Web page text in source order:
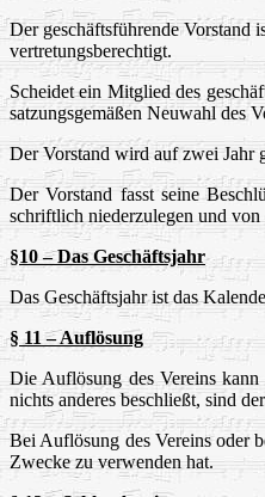
Der geschäftsführende Vorstand
vertretungsberechtigt.
Scheidet ein Mitglied des
satzungsgemäßen Neuwahl des
Der Vorstand wird auf zwei Jahr
Der Vorstand fasst seine
schriftlich niederzulegen und
§10 – Das Geschäftsjahr
Das Geschäftsjahr ist das
§ 11 – Auflösung
Die Auflösung des Vereins
nichts anderes beschließt, sind
Bei Auflösung des Vereins oder
Zwecke zu verwenden hat.